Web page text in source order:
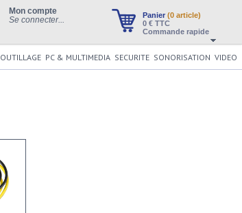
Panier (0 article)
0 € TTC
Commande rapide
Mon compte
Se connecter...
OUTILLAGE PC & MULTIMEDIA SECURITE SONORISATION VIDEO